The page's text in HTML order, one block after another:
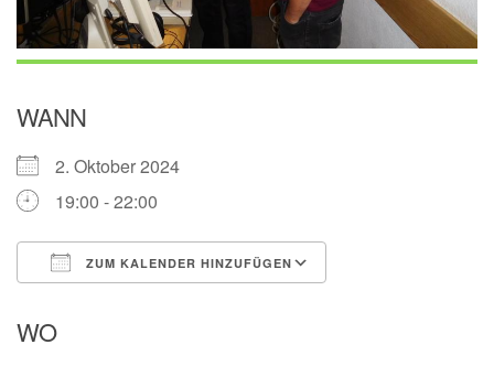
WANN
2. Oktober 2024
19:00 - 22:00
ZUM KALENDER HINZUFÜGEN
WO